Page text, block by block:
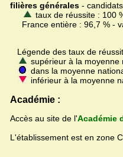
filières générales -
taux de réussite : 100
France entière : 96,7 % -
Légende des taux de
supérieur à la moyenne
dans la moyenne
inférieur à la moyenne
Académie :
Accès au site de l'Académie
L'établissement est en zone C